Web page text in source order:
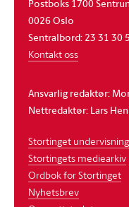
Postboks 1700
0026 Oslo
Sentralbord: 23 31 30
Kontakt oss
Ansvarlig redaktør:
Nettredaktør: Lars
Stortinget undervisning
Stortingets mediearkiv
Ordbok for Stortinget
Nyhetsbrev